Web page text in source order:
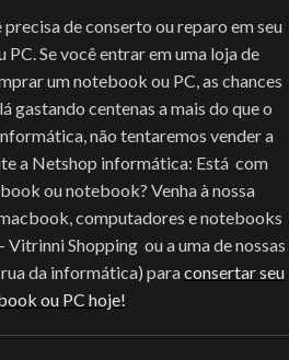
de conserto ou reparo em seu
Se você entrar em uma loja de
um notebook ou PC, as chances
gastando centenas a mais do que o
não tentaremos vender a
a Netshop informática: Está com
ou notebook? Venha à nossa
computadores e notebooks
Vitrinni Shopping ou a uma de nossas
da informática) paraconsertar seu
ou PC hoje!